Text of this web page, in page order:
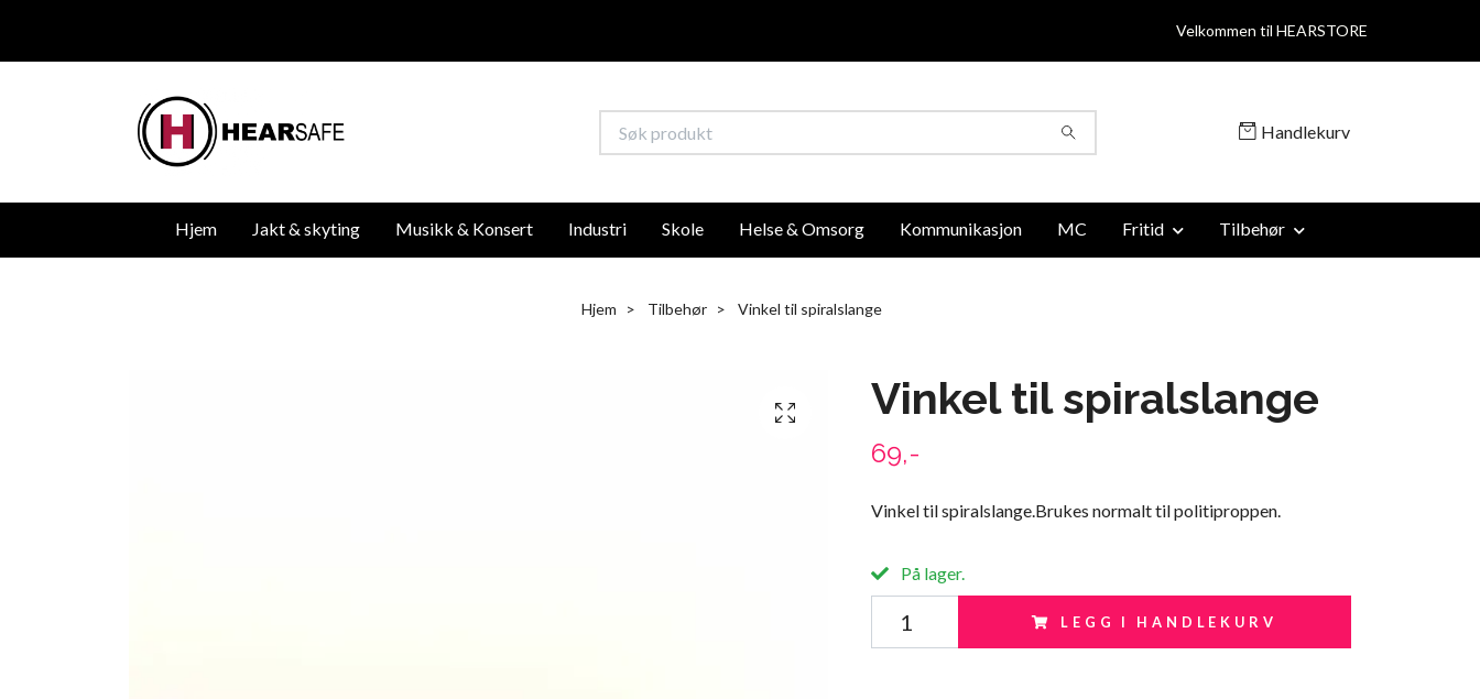
Velkommen til HEARSTORE
Handlekurv
Hjem Jakt & skyting Musikk & Konsert Industri Skole Helse & Omsorg Kommunikasjon MC Fritid Tilbehør
Hjem Tilbehør Vinkel til spiralslange
Vinkel til spiralslange
69,-
Vinkel til spiralslange.Brukes normalt til politiproppen.
På lager.
LEGG I HANDLEKURV